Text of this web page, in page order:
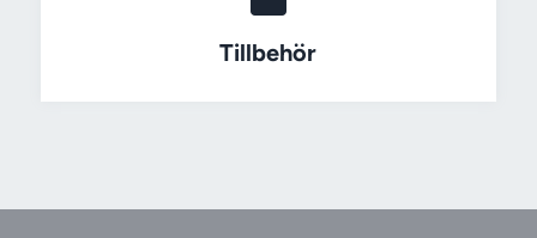
Tillbehör